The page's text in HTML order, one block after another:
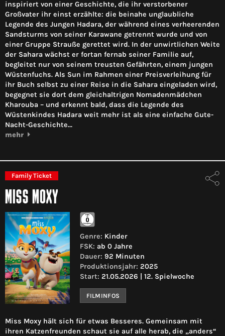
inspiriert von einer Geschichte, die ihr verstorbener
Großvater ihr einst erzählte: die beinahe unglaubliche
Legende des Jungen Hadara, der während eines verheerenden
Sandsturms von seiner Karawane getrennt wurde und von
einer Gruppe Strauße gerettet wird. In der unwirtlichen Weite
der Sahara wächst er fortan fernab seiner Familie auf,
begleitet nur von seinem treusten Gefährten, einem jungen
Wüstenfuchs. Als Sun im Rahmen einer Preisverleihung für
ihr Buch selbst zu einer Reise in die Sahara eingeladen wird,
begegnet sie dort dem gleichaltrigen Nomadenmädchen
Kharouba – und erkennt bald, dass die Legende des
Wüstenkindes Hadara weit mehr ist als eine einfache Gute-
Nacht-Geschichte…
mehr
Family Ticket
MISS MOXY
Genre: Kinder
FSK: ab 0 Jahre
Dauer: 92 Minuten
Produktionsjahr: 2025
Start: 21.05.2026 | 12. Spielwoche
FILMINFOS
Miss Moxy hält sich für etwas Besseres. Gemeinsam mit
ihren Katzenfreunden schaut sie auf alle herab, die „anders“